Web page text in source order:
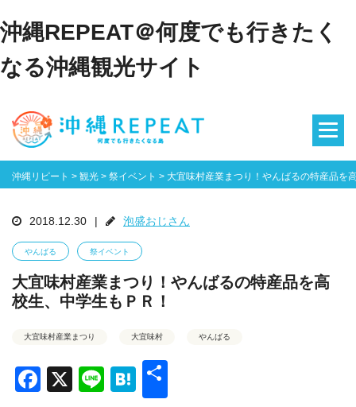
沖縄REPEAT＠何度でも行きたく
なる沖縄観光サイト
沖縄リピート > 観光 > 祭イベント > 大宜味村産業まつり！やんばるの特産品を
2018.12.30 | 泡盛おじさん
やんばる 祭イベント
大宜味村産業まつり！やんばるの特産品を高
校生、中学生もＰＲ！
大宜味村産業まつり 大宜味村 やんばる
Facebook
X LineHatena